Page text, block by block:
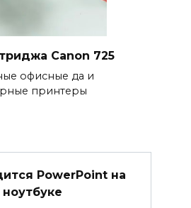
Canon 725
офисные да и
принтеры
PowerPoint на
ноутбуке